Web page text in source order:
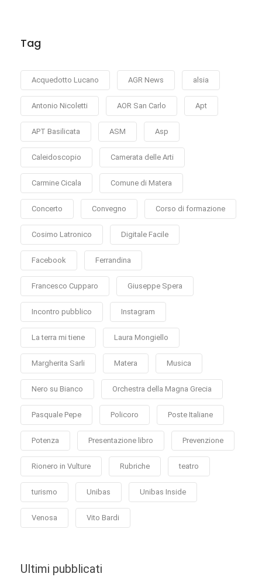
Tag
Acquedotto Lucano AGR News alsia
Antonio Nicoletti AOR San Carlo Apt
APT Basilicata ASM Asp
Caleidoscopio Camerata delle Arti
Carmine Cicala Comune di Matera
Concerto Convegno Corso di formazione
Cosimo Latronico Digitale Facile
Facebook Ferrandina
Francesco Cupparo Giuseppe Spera
Incontro pubblico Instagram
La terra mi tiene Laura Mongiello
Margherita Sarli Matera Musica
Nero su Bianco Orchestra della Magna Grecia
Pasquale Pepe Policoro Poste Italiane
Potenza Presentazione libro Prevenzione
Rionero in Vulture Rubriche teatro
turismo Unibas Unibas Inside
Venosa Vito Bardi
Ultimi pubblicati